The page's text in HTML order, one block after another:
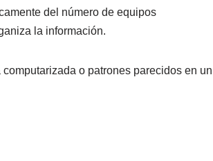
del número de equipos
la información.
o patrones parecidos en un